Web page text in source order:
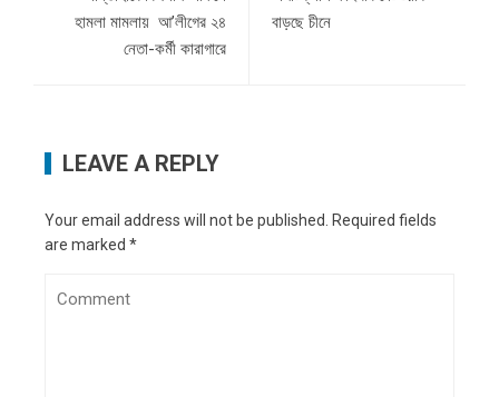
হামলা মামলায় আ’লীগের ২৪
নেতা-কর্মী কারাগারে
বাড়ছে চীনে
LEAVE A REPLY
Your email address will not be published.
Required fields
are marked *